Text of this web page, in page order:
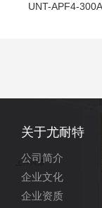
UNT-APF4-
关于尤耐特
公司简介
企业文化
企业资质